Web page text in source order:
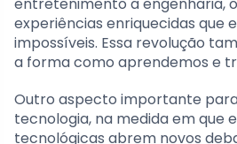
experiências enriquecidas que
impossíveis. Essa revolução
a forma como aprendemos e
Outro aspecto importante
tecnologia, na medida em que
tecnológicas abrem novos